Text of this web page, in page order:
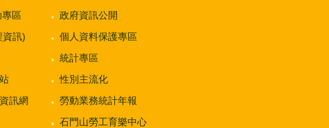
區
資訊)
訊網
政府資訊公開
個人資料保護專區
統計專區
性別主流化
勞動業務統計年報
石門山勞工育樂中心